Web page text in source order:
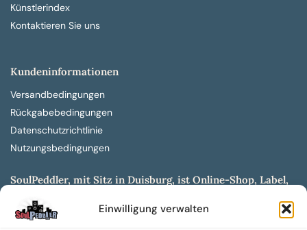
Einwilligung verwalten
Künstlerindex
Kontaktieren Sie uns
Kundeninformationen
Versandbedingungen
Rückgabebedingungen
Datenschutzrichtlinie
Nutzungsbedingungen
SoulPeddler, mit Sitz in Duisburg, ist Online-Shop, Label,
entwickelt aus dem SoulPeddler Vinyl-Presswerk und